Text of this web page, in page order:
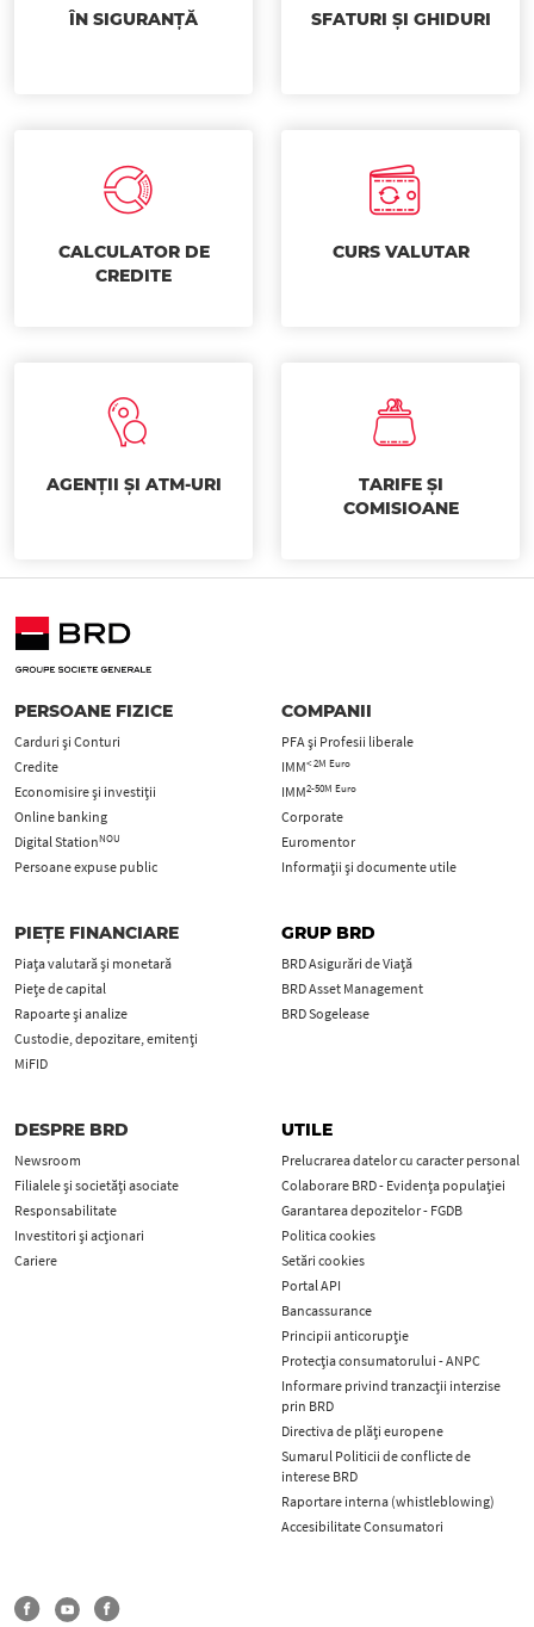
ÎN SIGURANȚĂ SFATURI ȘI GHIDURI
CALCULATOR DE
CREDITE
CURS VALUTAR
AGENȚII ȘI ATM-URI
TARIFE ȘI
COMISIOANE
PERSOANE FIZICE
Carduri şi Conturi
Credite
Economisire și investiții
Online banking
Digital StationNOU
Persoane expuse public
COMPANII
PFA şi Profesii liberale
IMM< 2M Euro
IMM2-50M Euro
Corporate
Euromentor
Informații și documente utile
PIEȚE FINANCIARE
Piața valutară și monetară
Piețe de capital
Rapoarte și analize
Custodie, depozitare, emitenți
MiFID
GRUP BRD
BRD Asigurări de Viață
BRD Asset Management
BRD Sogelease
DESPRE BRD
Newsroom
Filialele și societăți asociate
Responsabilitate
Investitori și acționari
Cariere
UTILE
Prelucrarea datelor cu caracter personal
Colaborare BRD - Evidența populației
Garantarea depozitelor - FGDB
Politica cookies
Setări cookies
Portal API
Bancassurance
Principii anticorupţie
Protecţia consumatorului - ANPC
Informare privind tranzacții interzise
prin BRD
Directiva de plăți europene
Sumarul Politicii de conflicte de
interese BRD
Raportare interna (whistleblowing)
Accesibilitate Consumatori